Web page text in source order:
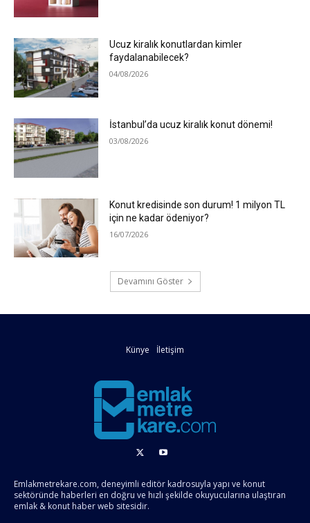
Ucuz kiralık konutlardan kimler
faydalanabilecek?
04/08/2026
İstanbul’da ucuz kiralık konut dönemi!
03/08/2026
Konut kredisinde son durum! 1 milyon TL
için ne kadar ödeniyor?
16/07/2026
Devamını Göster
Künye İletişim
Emlakmetrekare.com, deneyimli editör kadrosuyla yapı ve konut
sektöründe haberleri en doğru ve hızlı şekilde okuyucularına ulaştıran
emlak & konut haber web sitesidir.